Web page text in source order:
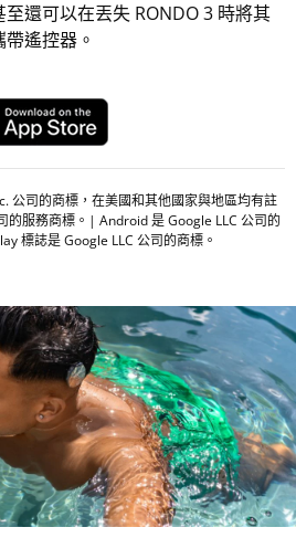
還可以在丟失 RONDO 3 時將其
遙控器。
公司的商標，在美國和其他國家與地區均有註
的服務商標。| Android 是 Google LLC 公司的
標誌是 Google LLC 公司的商標。